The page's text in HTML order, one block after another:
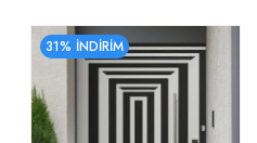
31% İNDİRİM